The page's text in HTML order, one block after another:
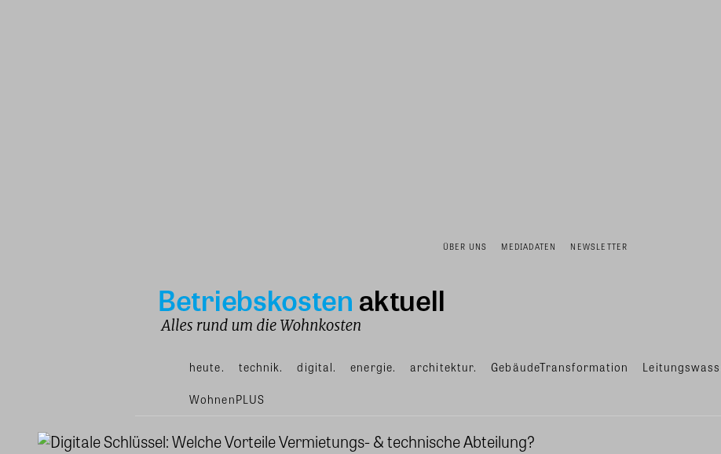
ÜBER UNS MEDIADATEN NEWSLETTER
heute. technik. digital. energie. architektur. GebäudeTransformation
WohnenPLUS